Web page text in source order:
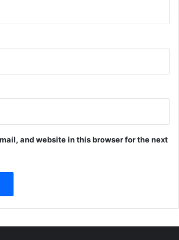
and website in this browser for the next